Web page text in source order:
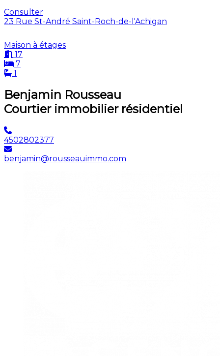
Consulter
23 Rue St-André Saint-Roch-de-l'Achigan
Maison à étages
17
7
1
Benjamin Rousseau
Courtier immobilier résidentiel
4502802377
benjamin@rousseauimmo.com